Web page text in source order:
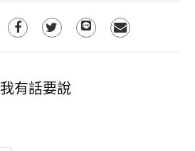
我有話要說